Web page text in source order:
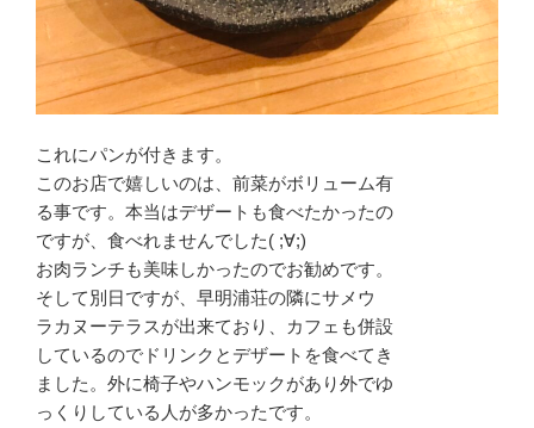
これにパンが付きます。
このお店で嬉しいのは、前菜がボリューム有
る事です。本当はデザートも食べたかったの
ですが、食べれませんでした( ;∀;)
お肉ランチも美味しかったのでお勧めです。
そして別日ですが、早明浦荘の隣にサメウ
ラカヌーテラスが出来ており、カフェも併設
しているのでドリンクとデザートを食べてき
ました。外に椅子やハンモックがあり外でゆ
っくりしている人が多かったです。